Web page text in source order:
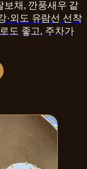
보채, 깐풍새우 같
·외도 유람선 선착
도 좋고, 주차가